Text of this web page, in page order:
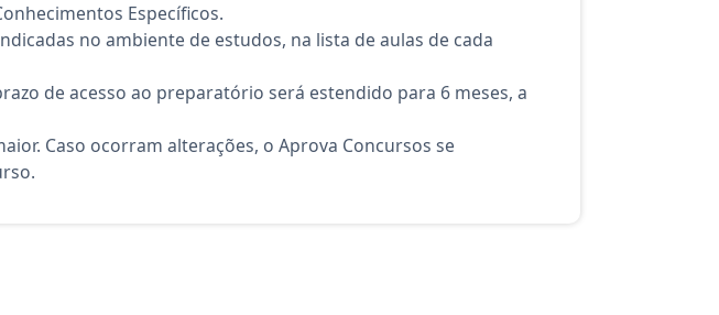
Específicos.
no ambiente de estudos, na lista de aulas de cada
de acesso ao preparatório será estendido para 6 meses, a
Caso ocorram alterações, o Aprova Concursos se